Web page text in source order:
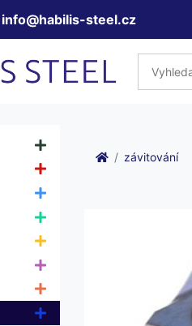
info@habilis-steel.cz
závitování